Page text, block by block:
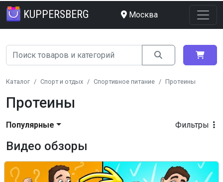
KUPPERSBERG Москва
Каталог Спорт и отдых Спортивное питание Протеины
Протеины
Фильтры
Популярные
Видео обзоры